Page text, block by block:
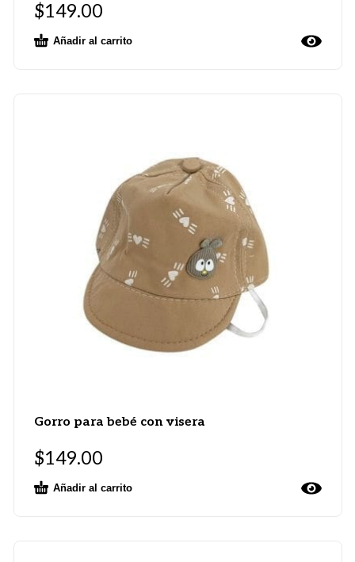
$149.00
Añadir al carrito
Gorro para bebé con visera
$149.00
Añadir al carrito